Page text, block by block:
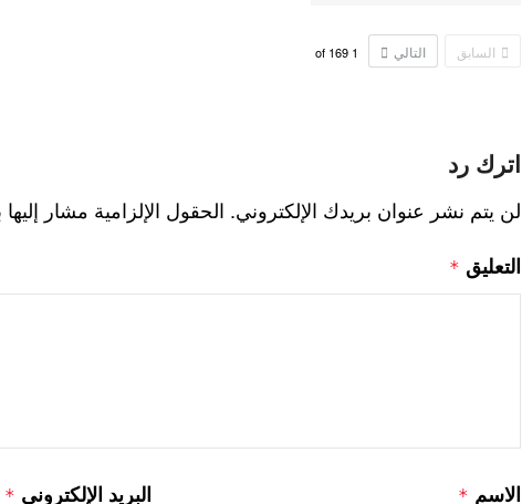
السابق التالي 1
of
169
اترك رد
لن يتم نشر عنوان بريدك الإلكتروني. الحقول الإلزامية مشار إليها
التعليق *
الاسم * البريد الإلكتروني *